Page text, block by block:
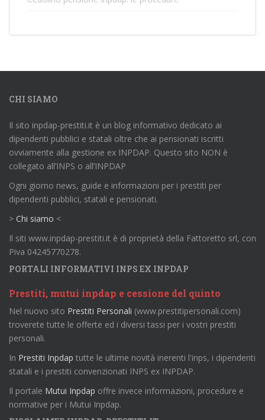
CHI SIAMO
Il sito inpdap-prestiti.it è un blog informativo dedicato ai
dipendenti pubblici e statali oltre che ai pensionati iscritti
ovviamente alla gestione ex INPDAP. Questo sito NON è
collegato all’INPS o all’INPDAP
Ogni giorno news, guide e informazioni per i prestiti per
dipendenti pubblici, statali e pensionati.
> Chi siamo <
Il siti www.inpdap-prestiti.it è di proprietà della Fattoretto srl, con
Piva 04245770278.
PORTALI INFORMATIVI INPS EX INPDAP
Prestiti, mutui inpdap e cessione del quinto
Nel nuovo sito Prestiti Personali (www.prestitipersonali.com)
troverete tutte le offerte ed i diversi tassi per i vostri prestiti
personali.
In Prestiti Inpdap tutte le ultime novità inerenti l'inps, i dipendenti
statali e i prestiti convenzionati INPS ex INPDAP.
Il portale Mutui Inpdap offre invece informazioni, procedure e
normative per i Mutui Inpdap.